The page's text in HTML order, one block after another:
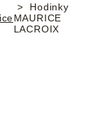
Hodinky
MAURICE
LACROIX